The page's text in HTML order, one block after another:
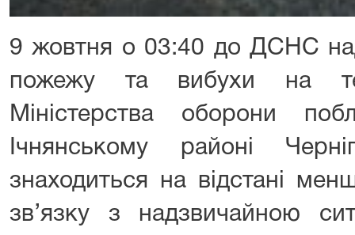
9 жовтня о 03:40 до ДСНС
пожежу та вибухи на
Міністерства оборони
Ічнянському районі
знаходиться на відстані
зв’язку з надзвичайною